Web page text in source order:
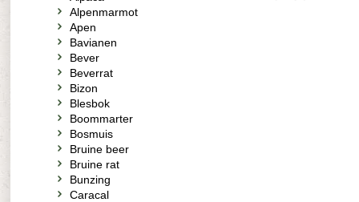
Alpenmarmot
Apen
Bavianen
Bever
Beverrat
Bizon
Blesbok
Boommarter
Bosmuis
Bruine beer
Bruine rat
Bunzing
Caracal